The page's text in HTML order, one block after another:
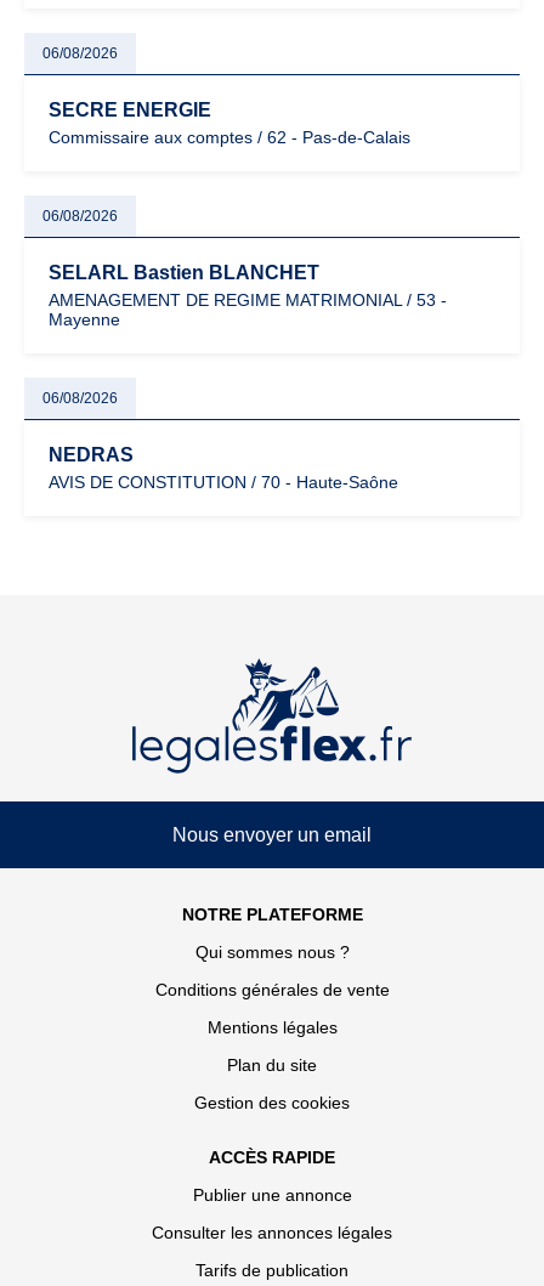
06/08/2026
SECRE ENERGIE
Commissaire aux comptes / 62 - Pas-de-Calais
06/08/2026
SELARL Bastien BLANCHET
AMENAGEMENT DE REGIME MATRIMONIAL / 53 -
Mayenne
06/08/2026
NEDRAS
AVIS DE CONSTITUTION / 70 - Haute-Saône
Nous envoyer un email
NOTRE PLATEFORME
Qui sommes nous ?
Conditions générales de vente
Mentions légales
Plan du site
Gestion des cookies
ACCÈS RAPIDE
Publier une annonce
Consulter les annonces légales
Tarifs de publication